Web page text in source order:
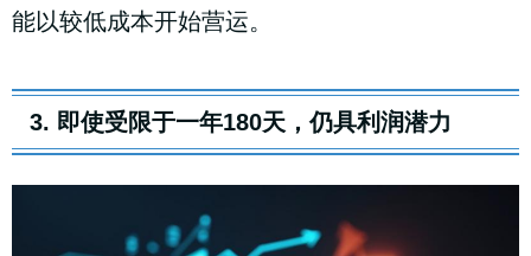
能以较低成本开始营运。
3. 即使受限于一年180天，仍具利润潜力